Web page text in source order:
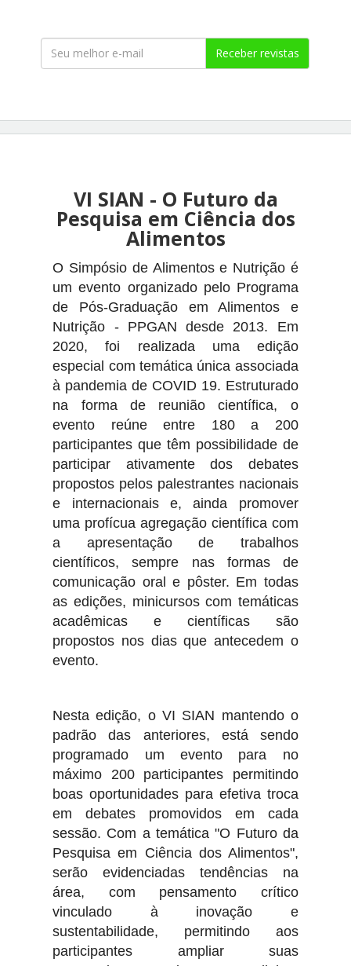
Receber revistas
VI SIAN - O Futuro da
Pesquisa em Ciência dos
Alimentos
O Simpósio de Alimentos e Nutrição é
um evento organizado pelo Programa
de Pós-Graduação em Alimentos e
Nutrição - PPGAN desde 2013. Em
2020, foi realizada uma edição
especial com temática única associada
à pandemia de COVID 19. Estruturado
na forma de reunião científica, o
evento reúne entre 180 a 200
participantes que têm possibilidade de
participar ativamente dos debates
propostos pelos palestrantes nacionais
e internacionais e, ainda promover
uma profícua agregação científica com
a apresentação de trabalhos
científicos, sempre nas formas de
comunicação oral e pôster. Em todas
as edições, minicursos com temáticas
acadêmicas e científicas são
propostos nos dias que antecedem o
evento.
Nesta edição, o VI SIAN mantendo o
padrão das anteriores, está sendo
programado um evento para no
máximo 200 participantes permitindo
boas oportunidades para efetiva troca
em debates promovidos em cada
sessão. Com a temática "O Futuro da
Pesquisa em Ciência dos Alimentos",
serão evidenciadas tendências na
área, com pensamento crítico
vinculado à inovação e
sustentabilidade, permitindo aos
participantes ampliar suas